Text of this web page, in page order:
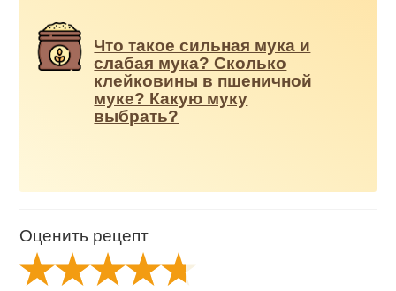
Что такое сильная мука и
слабая мука? Сколько
клейковины в пшеничной
муке? Какую муку
выбрать?
Оценить рецепт